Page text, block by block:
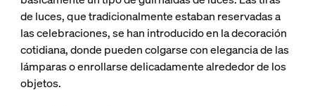
de luces, que tradicionalmente estaban reservadas a
las celebraciones, se han introducido en la decoración
cotidiana, donde pueden colgarse con elegancia de las
lámparas o enrollarse delicadamente alrededor de los
objetos.